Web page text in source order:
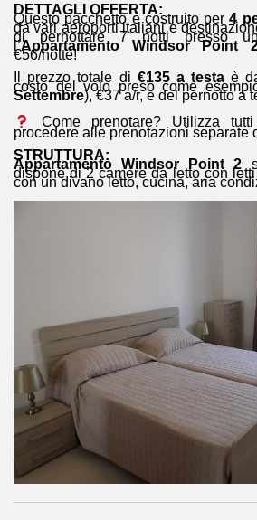
DETTAGLI OFFERTA:
Questo pacchetto è costruito per4
da vari aeroporti italiani e
di pernottare 7 notti presso
l’Appartamento Windsor Point
€56/notte!
Il prezzo totale di €135 a testa è
costo del volo preso come
Settembre), €37 a/r, e del pernotto a
Come prenotare? Utilizza
procedere alle prenotazioni separate
STRUTTURA:
Appartamento Windsor Point 2
dispone di 2 camere da letto con
con un divano letto, cucina, aria